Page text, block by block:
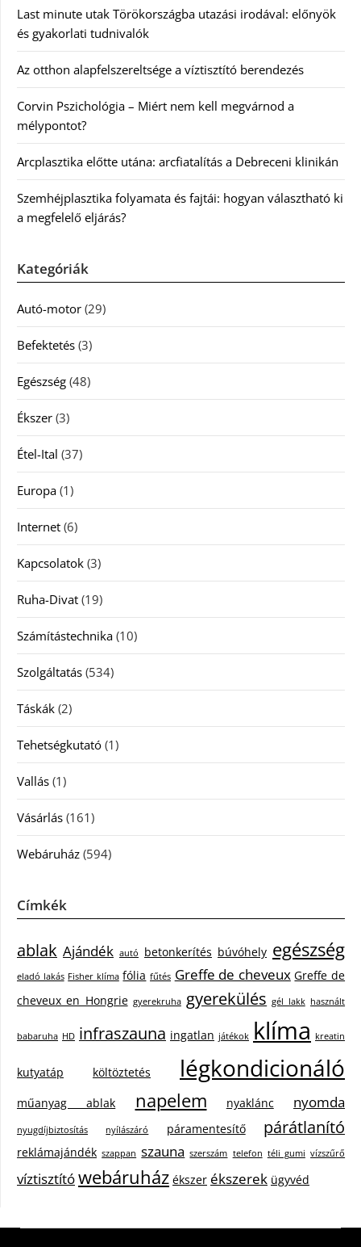
Last minute utak Törökországba utazási irodával: előnyök
és gyakorlati tudnivalók
Az otthon alapfelszereltsége a víztisztító berendezés
Corvin Pszichológia – Miért nem kell megvárnod a
mélypontot?
Arcplasztika előtte utána: arcfiatalítás a Debreceni klinikán
Szemhéjplasztika folyamata és fajtái: hogyan választható ki
a megfelelő eljárás?
Kategóriák
Autó-motor (29)
Befektetés (3)
Egészség (48)
Ékszer (3)
Étel-Ital (37)
Europa (1)
Internet (6)
Kapcsolatok (3)
Ruha-Divat (19)
Számítástechnika (10)
Szolgáltatás (534)
Táskák (2)
Tehetségkutató (1)
Vallás (1)
Vásárlás (161)
Webáruház (594)
Címkék
ablak Ajándék autó betonkerítés búvóhely egészség
eladó lakás Fisher klíma fólia fűtés Greffe de cheveux Greffe de
cheveux en Hongrie gyerekruha gyerekülés gél lakk használt
babaruha HD infraszauna ingatlan játékok klíma kreatin
kutyatáp költöztetés légkondicionáló
műanyag ablak napelem nyaklánc nyomda
nyugdíjbiztosítás nyílászáró páramentesítő párátlanító
reklámajándék szappan szauna szerszám telefon téli gumi vízszűrő
víztisztítówebáruház ékszer ékszerek ügyvéd